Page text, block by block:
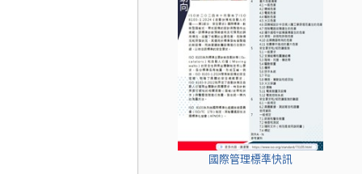
國際管理標準快訊